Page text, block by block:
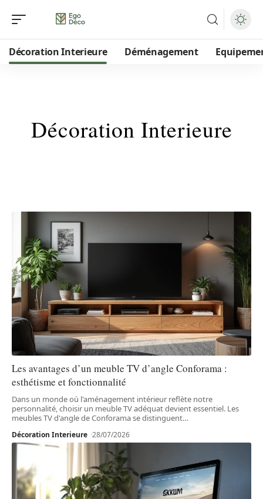
Décoration Interieure Déménagement
Décoration Interieure
Les avantages d’un meuble TV d’angle Conforama :
esthétisme et fonctionnalité
Dans un monde où l'aménagement intérieur reflète notre
personnalité, choisir un meuble TV adéquat devient essentiel. Les
meubles TV d'angle de Conforama se distinguent…
Décoration Interieure 28/07/2026